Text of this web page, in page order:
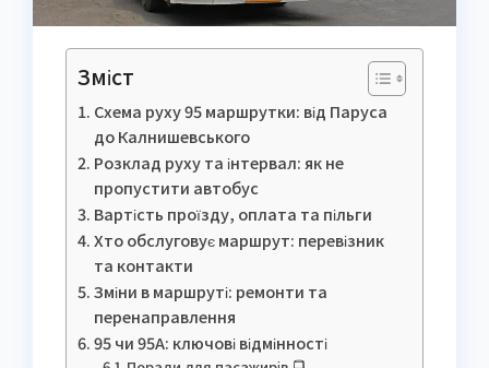
Зміст
Схема руху 95 маршрутки: від Паруса
до Калнишевського
Розклад руху та інтервал: як не
пропустити автобус
Вартість проїзду, оплата та пільги
Хто обслуговує маршрут: перевізник
та контакти
Зміни в маршруті: ремонти та
перенаправлення
95 чи 95А: ключові відмінності